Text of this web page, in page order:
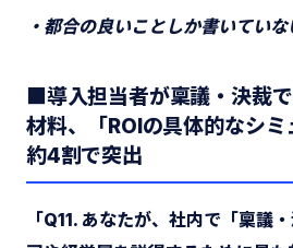
・都合の良いことしか書いていな
■導入担当者が稟議・決裁
材料、「ROIの具体的なシ
約4割で突出
「Q11. あなたが、社内で「稟議